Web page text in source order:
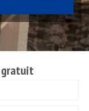
gratuit